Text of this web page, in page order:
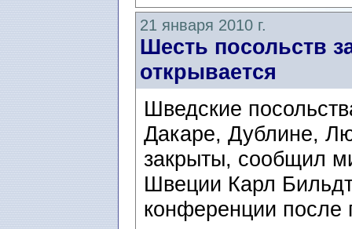
21 января 2010 г.
Шесть посольств
открывается
Шведские
Дакаре, Дублине,
закрыты, сообщил
Швеции Карл
конференции